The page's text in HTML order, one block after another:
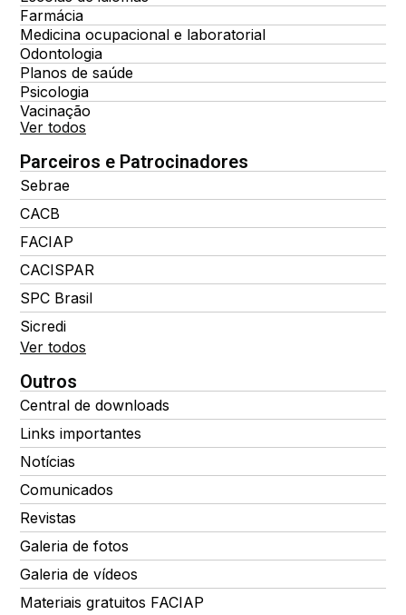
Farmácia
Medicina ocupacional e laboratorial
Odontologia
Planos de saúde
Psicologia
Vacinação
Ver todos
Parceiros e Patrocinadores
Sebrae
CACB
FACIAP
CACISPAR
SPC Brasil
Sicredi
Ver todos
Outros
Central de downloads
Links importantes
Notícias
Comunicados
Revistas
Galeria de fotos
Galeria de vídeos
Materiais gratuitos FACIAP